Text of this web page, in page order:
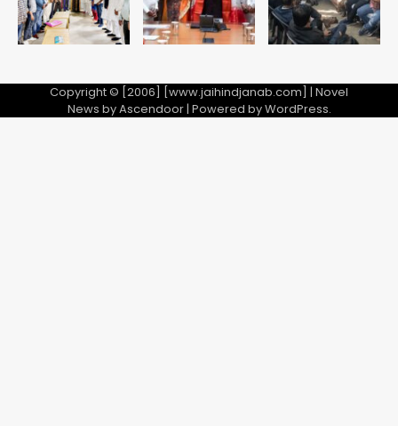
Copyright © [2006] [www.jaihindjanab.com] | Novel
News byAscendoor| Powered byWordPress.